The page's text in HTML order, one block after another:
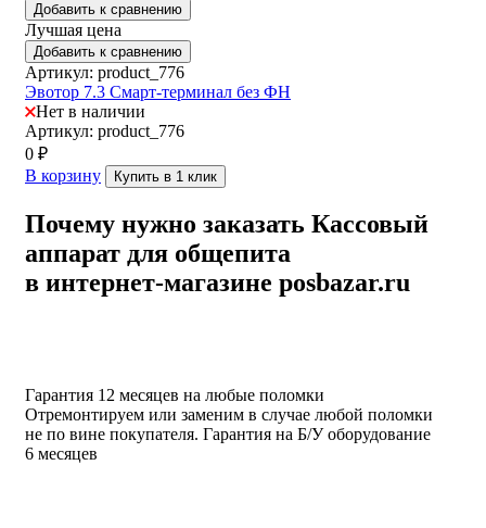
Добавить к сравнению
Лучшая цена
Добавить к сравнению
Артикул: product_776
Эвотор 7.3 Смарт-терминал без ФН
Нет в наличии
Артикул: product_776
0 ₽
В корзину
Купить в 1 клик
Почему нужно заказать Кассовый
аппарат для общепита
в интернет-магазине posbazar.ru
Гарантия 12 месяцев на любые поломки
Отремонтируем или заменим в случае любой поломки
не по вине покупателя. Гарантия на Б/У оборудование
6 месяцев